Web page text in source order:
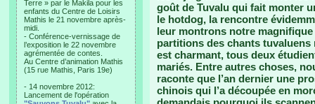
Terre » par le Makila pour les
enfants du Centre de Loisirs
Mathis le 21 novembre après-
midi.
- Conférence-vernissage de
l’exposition le 22 novembre
agrémentée de contes.
Au Centre d’animation Mathis
(15 rue Mathis, Paris 19e)
- 14 novembre 2012:
Lancement de l'opération
goût de Tuvalu qui fait monter
le hotdog, la rencontre
leur montrons notre
partitions des chants
est charmant, tous deux
mariés. Entre autres choses,
raconte que l’an dernier une
chinois qui l’a découpée en